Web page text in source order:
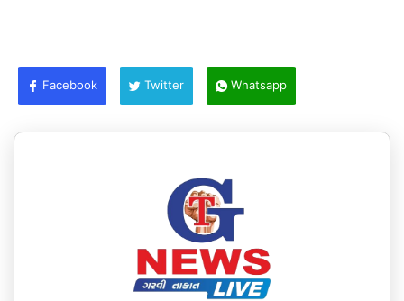
Facebook Twitter Whatsapp